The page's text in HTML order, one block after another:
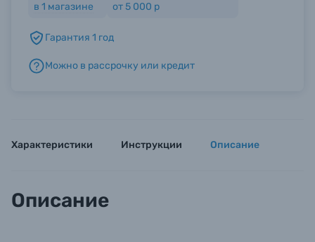
Б/У фототехника (Комиссионные товары)
в 1 магазине
от 5 000 р
Гарантия 1 год
Можно в рассрочку или кредит
Характеристики Инструкции Описание
Описание